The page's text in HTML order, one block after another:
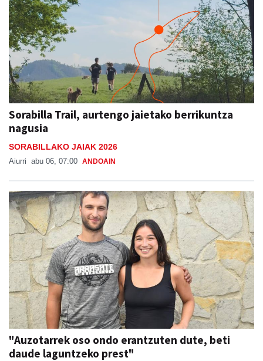
Sorabilla Trail, aurtengo jaietako berrikuntza
nagusia
SORABILLAKO JAIAK 2026
Aiurri abu 06, 07:00 ANDOAIN
"Auzotarrek oso ondo erantzuten dute, beti
daude laguntzeko prest"